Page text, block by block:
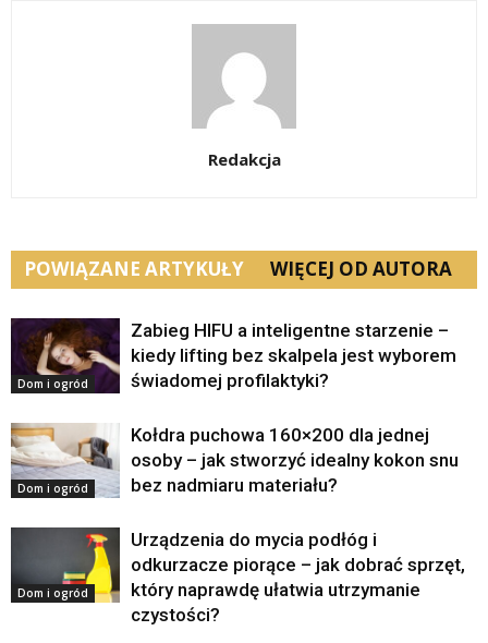
Redakcja
POWIĄZANE ARTYKUŁY WIĘCEJ OD AUTORA
Dom i ogród
Zabieg HIFU a inteligentne starzenie –
kiedy lifting bez skalpela jest wyborem
świadomej profilaktyki?
Dom i ogród
Kołdra puchowa 160×200 dla jednej
osoby – jak stworzyć idealny kokon snu
bez nadmiaru materiału?
Dom i ogród
Urządzenia do mycia podłóg i
odkurzacze piorące – jak dobrać sprzęt,
który naprawdę ułatwia utrzymanie
czystości?